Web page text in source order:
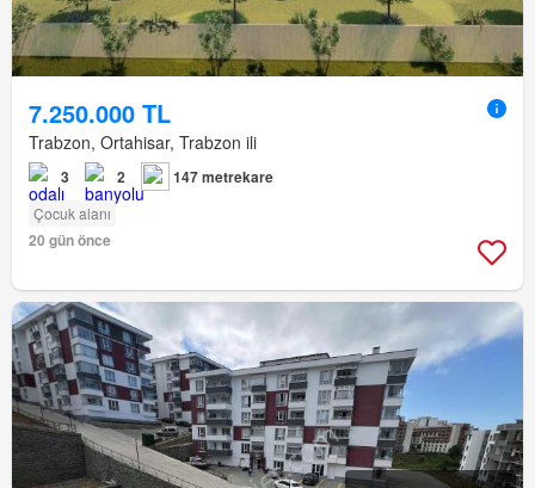
7.250.000 TL
Trabzon, Ortahisar, Trabzon ili
3 2 147 metrekare
Çocuk alanı
20 gün önce